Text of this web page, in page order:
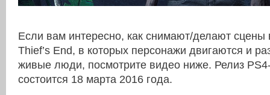
Если вам интересно, как снимают/делают сцены
Thief’s End, в которых персонажи двигаются и
живые люди, посмотрите видео ниже. Релиз
состоится 18 марта 2016 года.